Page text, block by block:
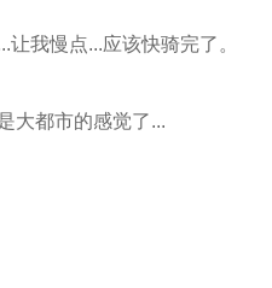
我慢点...应该快骑完了。
大都市的感觉了...